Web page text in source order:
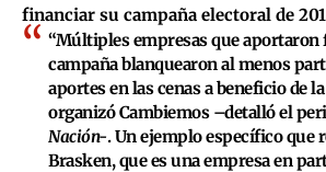
financiar su campaña electoral de
“Múltiples empresas que aportaron
campaña blanquearon al menos
aportes en las cenas a beneficio de
organizó Cambiemos –detalló el
Nación-. Un ejemplo específico que
Brasken, que es una empresa en